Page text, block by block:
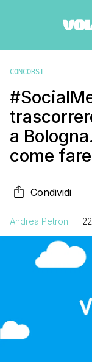
CONCORSI
a
come
Condividi
Andrea Petroni